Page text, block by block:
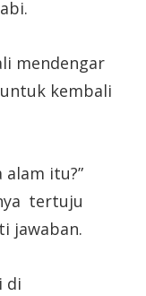
mendengar
kembali
alam itu?”
tertuju
jawaban.
di